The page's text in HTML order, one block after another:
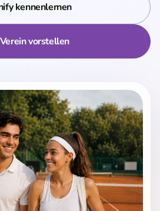
kennenlernen
vorstellen